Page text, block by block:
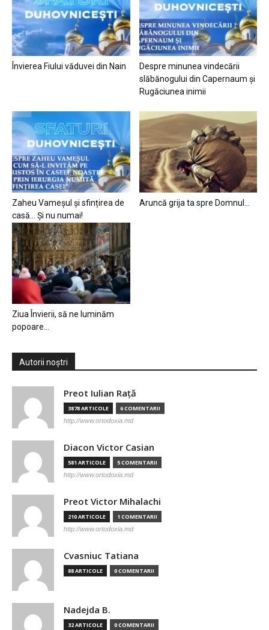
Învierea Fiului văduvei din Nain
Despre minunea vindecării
slăbănogului din Capernaum și
Rugăciunea inimii
Zaheu Vameșul și sfințirea de
casă… Și nu numai!
Aruncă grija ta spre Domnul…
Ziua Învierii, să ne luminăm
popoare…
Autorii noștri
Preot Iulian Raţă
3878 ARTICOLE 6 COMENTARII
http://www.ortodoxia.md
Diacon Victor Casian
581 ARTICOLE 5 COMENTARII
http://www.ortodoxia.md
Preot Victor Mihalachi
210 ARTICOLE 1 COMENTARII
http://www.ortodoxia.md
Cvasniuc Tatiana
88 ARTICOLE 0 COMENTARII
Nadejda B.
32 ARTICOLE 0 COMENTARII